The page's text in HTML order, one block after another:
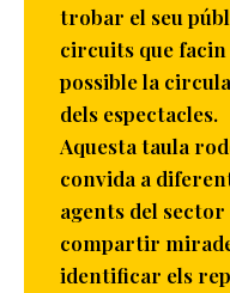
trobar el seu
circuits que facin
possible la
dels espectacles.
Aquesta taula
convida a
agents del sector
compartir
identificar els